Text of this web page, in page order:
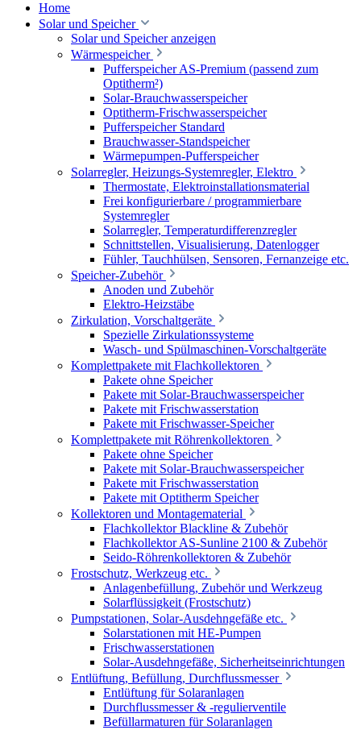
Home
Solar und Speicher
Solar und Speicher anzeigen
Wärmespeicher
Pufferspeicher AS-Premium (passend zum
Optitherm²)
Solar-Brauchwasserspeicher
Optitherm-Frischwasserspeicher
Pufferspeicher Standard
Brauchwasser-Standspeicher
Wärmepumpen-Pufferspeicher
Solarregler, Heizungs-Systemregler, Elektro
Thermostate, Elektroinstallationsmaterial
Frei konfigurierbare / programmierbare
Systemregler
Solarregler, Temperaturdifferenzregler
Schnittstellen, Visualisierung, Datenlogger
Fühler, Tauchhülsen, Sensoren, Fernanzeige etc.
Speicher-Zubehör
Anoden und Zubehör
Elektro-Heizstäbe
Zirkulation, Vorschaltgeräte
Spezielle Zirkulationssysteme
Wasch- und Spülmaschinen-Vorschaltgeräte
Komplettpakete mit Flachkollektoren
Pakete ohne Speicher
Pakete mit Solar-Brauchwasserspeicher
Pakete mit Frischwasserstation
Pakete mit Frischwasser-Speicher
Komplettpakete mit Röhrenkollektoren
Pakete ohne Speicher
Pakete mit Solar-Brauchwasserspeicher
Pakete mit Frischwasserstation
Pakete mit Optitherm Speicher
Kollektoren und Montagematerial
Flachkollektor Blackline & Zubehör
Flachkollektor AS-Sunline 2100 & Zubehör
Seido-Röhrenkollektoren & Zubehör
Frostschutz, Werkzeug etc.
Anlagenbefüllung, Zubehör und Werkzeug
Solarflüssigkeit (Frostschutz)
Pumpstationen, Solar-Ausdehngefäße etc.
Solarstationen mit HE-Pumpen
Frischwasserstationen
Solar-Ausdehngefäße, Sicherheitseinrichtungen
Entlüftung, Befüllung, Durchflussmesser
Entlüftung für Solaranlagen
Durchflussmesser & -regulierventile
Befüllarmaturen für Solaranlagen